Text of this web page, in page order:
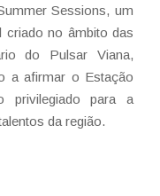
Sessions, um
criado no âmbito das
do Pulsar Viana,
a afirmar o Estação
privilegiado para a
da região.